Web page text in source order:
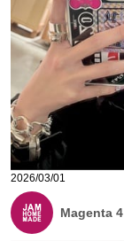
2026/03/01
Magenta 4